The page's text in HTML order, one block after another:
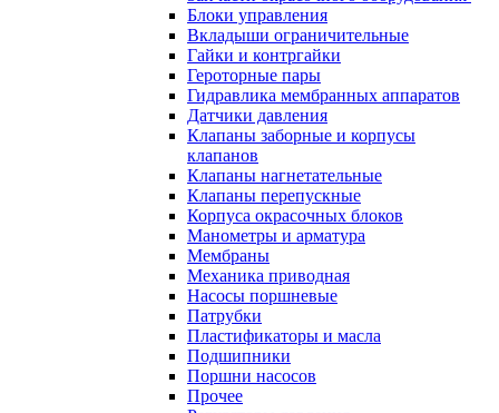
Блоки управления
Вкладыши ограничительные
Гайки и контргайки
Героторные пары
Гидравлика мембранных аппаратов
Датчики давления
Клапаны заборные и корпусы
клапанов
Клапаны нагнетательные
Клапаны перепускные
Корпуса окрасочных блоков
Манометры и арматура
Мембраны
Механика приводная
Насосы поршневые
Патрубки
Пластификаторы и масла
Подшипники
Поршни насосов
Прочее